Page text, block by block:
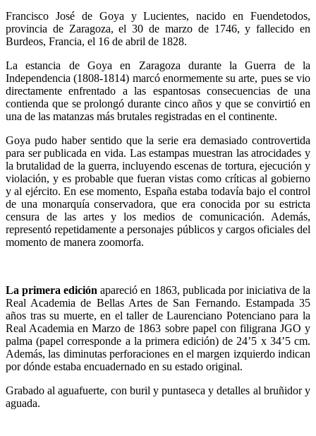
Francisco José de Goya y Lucientes, nacido en Fuendetodos,
provincia de Zaragoza, el 30 de marzo de 1746, y fallecido en
Burdeos, Francia, el 16 de abril de 1828.
La estancia de Goya en Zaragoza durante la Guerra de la
Independencia (1808-1814) marcó enormemente su arte, pues se vio
directamente enfrentado a las espantosas consecuencias de una
contienda que se prolongó durante cinco años y que se convirtió en
una de las matanzas más brutales registradas en el continente.
Goya pudo haber sentido que la serie era demasiado controvertida
para ser publicada en vida. Las estampas muestran las atrocidades y
la brutalidad de la guerra, incluyendo escenas de tortura, ejecución y
violación, y es probable que fueran vistas como críticas al gobierno
y al ejército. En ese momento, España estaba todavía bajo el control
de una monarquía conservadora, que era conocida por su estricta
censura de las artes y los medios de comunicación. Además,
representó repetidamente a personajes públicos y cargos oficiales del
momento de manera zoomorfa.
La primera edición apareció en 1863, publicada por iniciativa de la
Real Academia de Bellas Artes de San Fernando. Estampada 35
años tras su muerte, en el taller de Laurenciano Potenciano para la
Real Academia en Marzo de 1863 sobre papel con filigrana JGO y
palma (papel corresponde a la primera edición) de 24’5 x 34’5 cm.
Además, las diminutas perforaciones en el margen izquierdo indican
por dónde estaba encuadernado en su estado original.
Grabado al aguafuerte, con buril y puntaseca y detalles al bruñidor y
aguada.